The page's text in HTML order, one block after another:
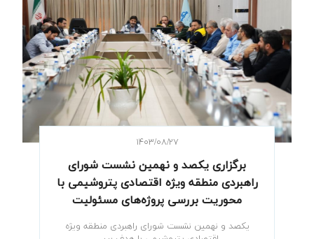
۱۴۰۳/۰۸/۲۷
برگزاری یکصد و نهمین نشست شورای
راهبردی منطقه ویژه اقتصادی پتروشیمی با
محوریت بررسی پروژه‌های مسئولیت
یکصد و نهمین نشست شورای راهبردی منطقه ویژه